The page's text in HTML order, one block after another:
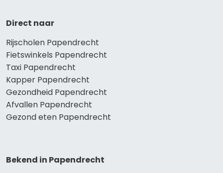
Direct naar
Rijscholen Papendrecht
Fietswinkels Papendrecht
Taxi Papendrecht
Kapper Papendrecht
Gezondheid Papendrecht
Afvallen Papendrecht
Gezond eten Papendrecht
Bekend in Papendrecht